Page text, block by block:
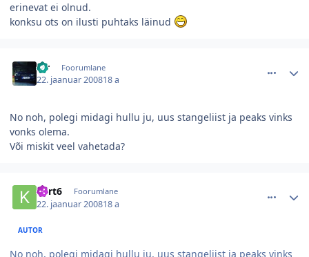
erinevat ei olnud.
konksu ots on ilusti puhtaks läinud
str Foorumlane
22. jaanuar 200818 a
No noh, polegi midagi hullu ju, uus stangeliist ja peaks vinks
vonks olema.
Või miskit veel vahetada?
kert6 Foorumlane
22. jaanuar 200818 a
AUTOR
No noh, polegi midagi hullu ju, uus stangeliist ja peaks vinks